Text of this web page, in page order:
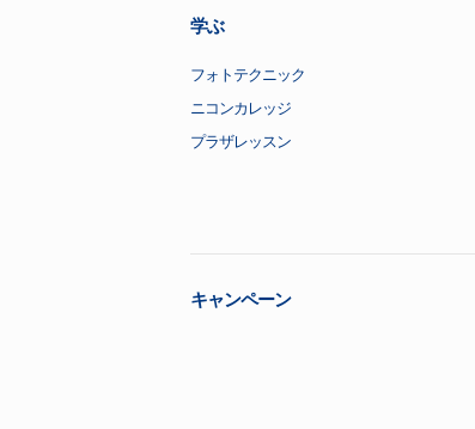
学ぶ
フォトテクニック
ニコンカレッジ
プラザレッスン
キャンペーン